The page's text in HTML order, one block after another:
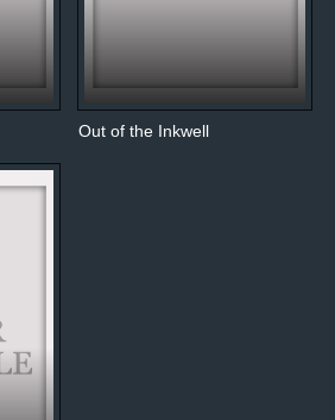
Out of the Inkwell